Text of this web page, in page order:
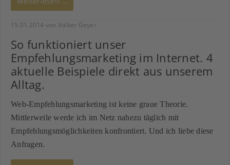
15.01.2014 von Volker Geyer
So funktioniert unser
Empfehlungsmarketing im Internet. 4
aktuelle Beispiele direkt aus unserem
Alltag.
Web-Empfehlungsmarketing ist keine graue Theorie.
Mittlerweile werde ich im Netz nahezu täglich mit
Empfehlungsmöglichkeiten konfrontiert. Und ich liebe diese
Anfragen.